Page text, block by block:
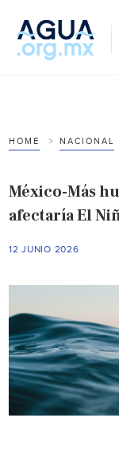
HOME NACIONAL
México-Más
afectaría El
12 JUNIO 2026